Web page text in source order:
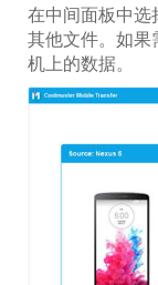
在中间面板中选
其他文件。如
机上的数据。